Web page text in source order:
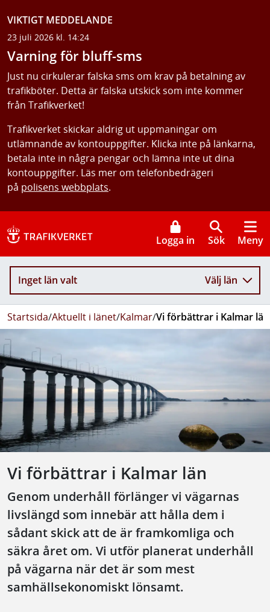
VIKTIGT MEDDELANDE
23 juli 2026 kl. 14:24
Varning för bluff-sms
Just nu cirkulerar falska sms om krav på betalning av
trafikböter. Detta är falska utskick som inte kommer
från Trafikverket!
Trafikverket skickar aldrig ut uppmaningar om
utlämnande av kontouppgifter. Klicka inte på länkarna,
betala inte in några pengar och lämna inte ut dina
kontouppgifter. Läs mer om telefonbedrägeri
på polisens webbplats.
Logga in Sök Meny
Inget län valt Välj län
Startsida/Aktuellt i länet/Kalmar/Vi förbättrar i Kalmar län
Vi förbättrar i Kalmar län
Genom underhåll förlänger vi vägarnas
livslängd som innebär att hålla dem i
sådant skick att de är framkomliga och
säkra året om. Vi utför planerat underhåll
på vägarna när det är som mest
samhällsekonomiskt lönsamt.